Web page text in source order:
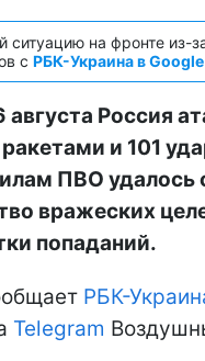
ситуацию на фронте из-
с РБК-Украина в Google
августа Россия
и 101
ПВО удалось
вражеских
попаданий.
РБК-
Telegram